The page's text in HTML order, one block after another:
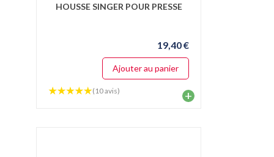
HOUSSE SINGER POUR PRESSE
19,40 €
Ajouter au panier
(10 avis) +